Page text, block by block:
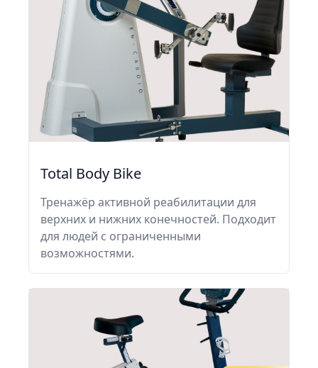
Total Body Bike
Тренажёр активной реабилитации для
верхних и нижних конечностей. Подходит
для людей с ограниченными
возможностями.